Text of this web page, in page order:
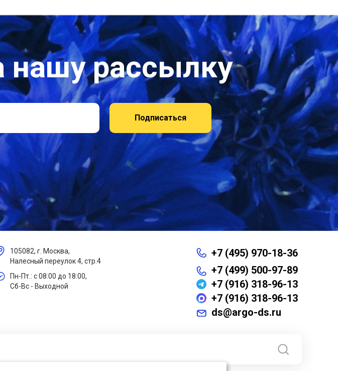
нашу рассылку
Подписаться
105082, г. Москва,
Налесный переулок 4, стр.4
Пн-Пт.: с 08:00 до 18:00,
Сб-Вс - Выходной
+7 (495) 970-18-36
+7 (499) 500-97-89
+7 (916) 318-96-13
+7 (916) 318-96-13
ds@argo-ds.ru